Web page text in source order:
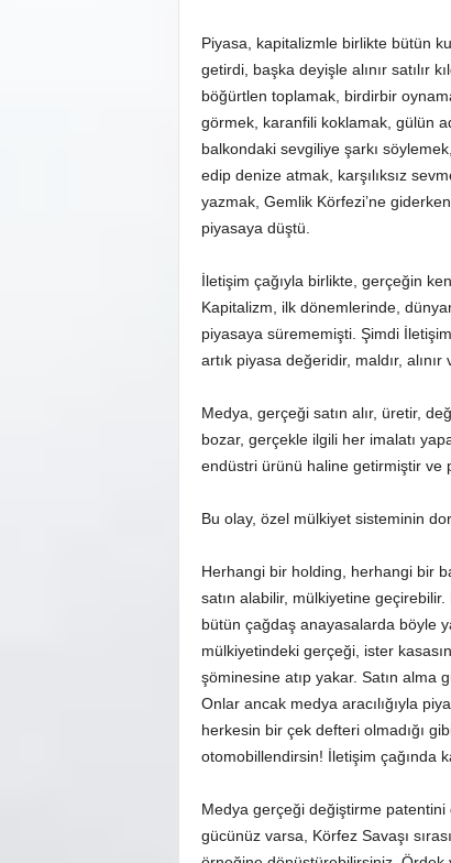
Piyasa, kapitalizmle birlikte bütün
getirdi, başka deyişle alınır satılır
böğürtlen toplamak, birdirbir
görmek, karanfili koklamak, gülün
balkondaki sevgiliye şarkı
edip denize atmak, karşılıksız
yazmak, Gemlik Körfezi’ne
piyasaya düştü.
İletişim çağıyla birlikte, gerçeğin
Kapitalizm, ilk dönemlerinde,
piyasaya sürememişti. Şimdi
artık piyasa değeridir, maldır, alınır
Medya, gerçeği satın alır, üretir,
bozar, gerçekle ilgili her imalatı
endüstri ürünü haline getirmiştir ve
Bu olay, özel mülkiyet sisteminin
Herhangi bir holding, herhangi bir
satın alabilir, mülkiyetine
bütün çağdaş anayasalarda böyle
mülkiyetindeki gerçeği, ister
şöminesine atıp yakar. Satın alma
Onlar ancak medya aracılığıyla
herkesin bir çek defteri olmadığı
otomobillendirsin! İletişim çağında
Medya gerçeği değiştirme
gücünüz varsa, Körfez Savaşı